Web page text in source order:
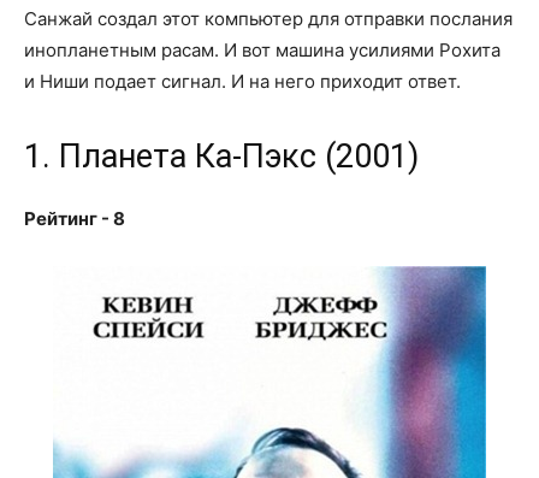
Санжай создал этот компьютер для отправки послания
инопланетным расам. И вот машина усилиями Рохита
и Ниши подает сигнал. И на него приходит ответ.
1. Планета Ка-Пэкс (2001)
Рейтинг - 8